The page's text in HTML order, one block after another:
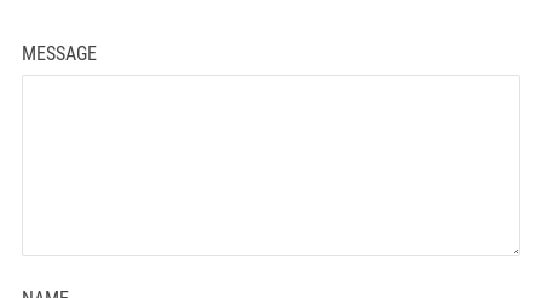
MESSAGE